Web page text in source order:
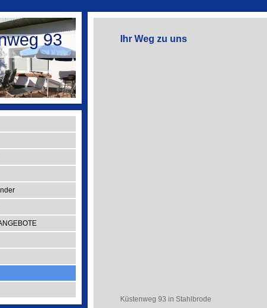
93 Ihr Weg zu uns
Küstenweg 93 in Stahlbrode